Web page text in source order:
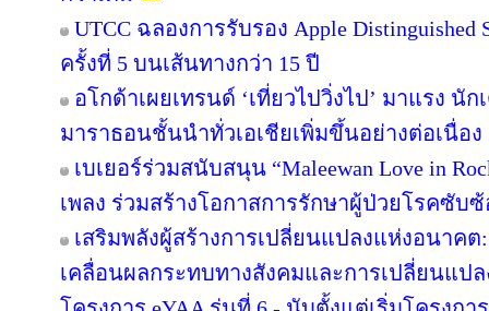
UTCC ฉลองการรับรอง Apple Distinguished
ครั้งที่ 5 บนเส้นทางกว่า 15 ปี
อโกด้าเผยเทรนด์ ‘เที่ยวไปวิ่งไป’ มาแรง นั
มาราธอนชั้นนำทั่วเอเชียเพิ่มขึ้นอย่างต่อเนื่อง
เบเยอร์ร่วมสนับสนุน “Maleewan Love in
เพลง ร่วมสร้างโอกาสการรักษาผู้ป่วยโรคซั
เสริมพลังผู้สร้างการเปลี่ยนแปลงแห่งอนาค
เคลื่อนผลกระทบทางสังคมและการเปลี่ยนแป